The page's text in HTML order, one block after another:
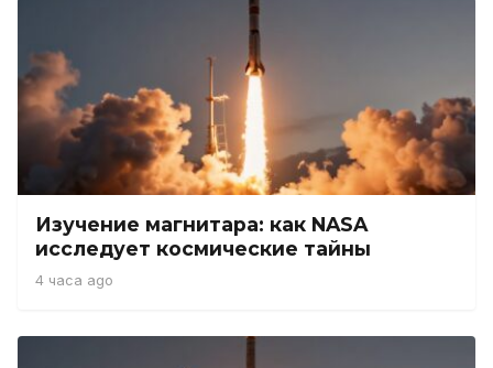
Изучение магнитара: как NASA
исследует космические тайны
4 часа ago